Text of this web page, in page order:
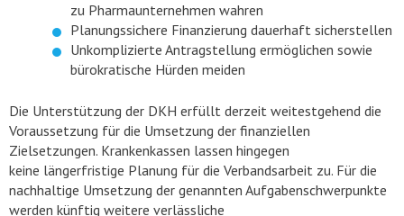
zu Pharmaunternehmen wahren
Planungssichere Finanzierung dauerhaft sicherstellen
Unkomplizierte Antragstellung ermöglichen sowie
bürokratische Hürden meiden
Die Unterstützung der DKH erfüllt derzeit weitestgehend die
Voraussetzung für die Umsetzung der finanziellen
Zielsetzungen. Krankenkassen lassen hingegen
keine längerfristige Planung für die Verbandsarbeit zu. Für die
nachhaltige Umsetzung der genannten Aufgabenschwerpunkte
werden künftig weitere verlässliche